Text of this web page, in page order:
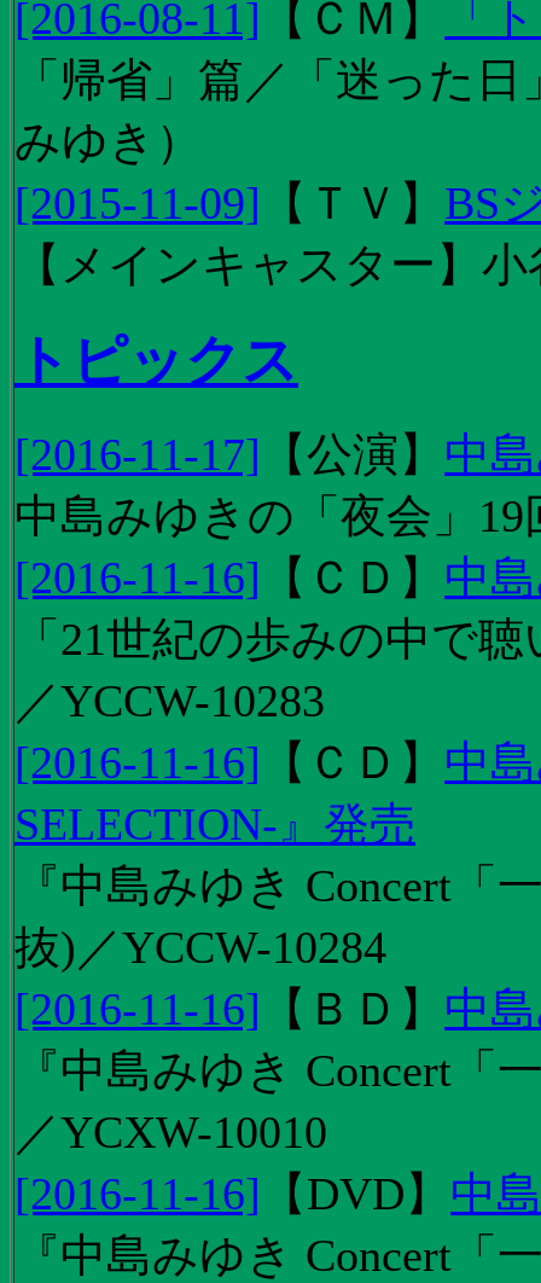
[2016-08-11] 【 ＣＭ 】
「
「帰省」篇／「迷った
みゆき）
[2015-11-09] 【 ＴＶ 】 BS
【メインキャスター】
トピックス
[2016-11-17] 【公演 】 中
中島みゆきの「夜会」
[2016-11-16] 【 ＣＤ 】 中
「21世紀の歩みの中で
／YCCW-10283
[2016-11-16] 【 ＣＤ 】 中
SELECTION-』発売
『中島みゆき Concert
抜)／YCCW-10284
[2016-11-16] 【 ＢＤ 】 中
『中島みゆき Concert
／YCXW-10010
[2016-11-16] 【DVD】 中
『中島みゆき Concert